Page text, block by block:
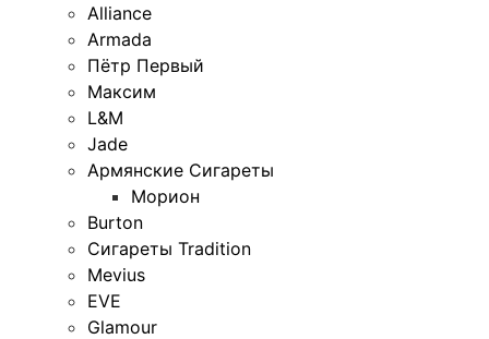
Alliance
Armada
Пётр Первый
Максим
L&M
Jade
Армянские Сигареты
Морион
Burton
Сигареты Tradition
Mevius
EVE
Glamour